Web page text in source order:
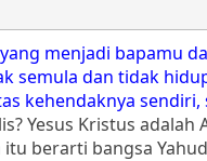
menjadi bapamu
semula dan tidak
kehendaknya
Yesus Kristus adalah
berarti bangsa